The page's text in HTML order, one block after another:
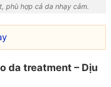
phù hợp cả da nhạy cảm.
da treatment – Dịu